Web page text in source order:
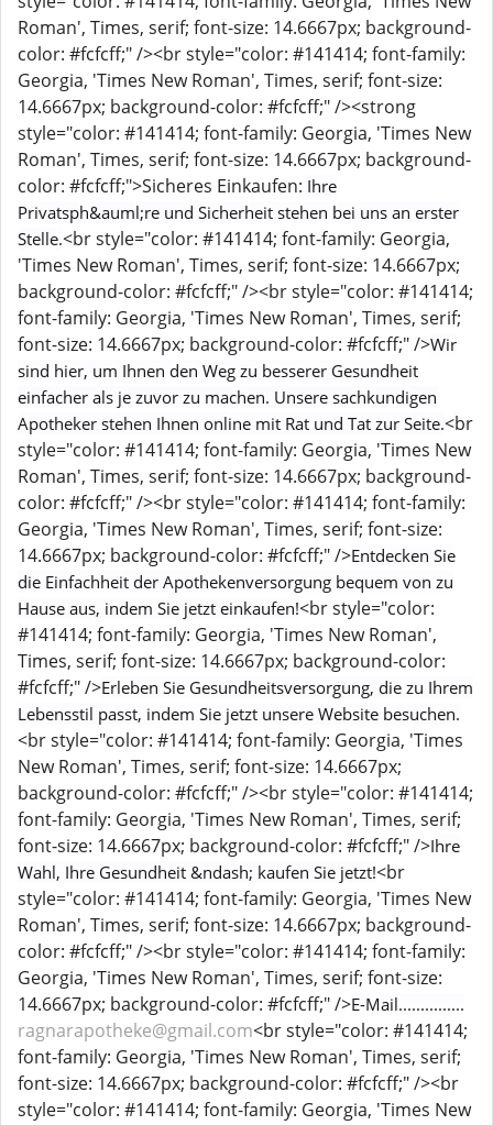
Roman', Times, serif; font-size: 14.6667px; background-
color: #fcfcff;" /><br style="color: #141414; font-family:
Georgia, 'Times New Roman', Times, serif; font-size:
14.6667px; background-color: #fcfcff;" /><strong
style="color: #141414; font-family: Georgia, 'Times New
Roman', Times, serif; font-size: 14.6667px; background-
color: #fcfcff;">Sicheres Einkaufen: Ihre
Privatsph&auml;re und Sicherheit stehen bei uns an erster
Stelle.<br style="color: #141414; font-family: Georgia,
'Times New Roman', Times, serif; font-size: 14.6667px;
background-color: #fcfcff;" /><br style="color: #141414;
font-family: Georgia, 'Times New Roman', Times, serif;
font-size: 14.6667px; background-color: #fcfcff;" />Wir
sind hier, um Ihnen den Weg zu besserer Gesundheit
einfacher als je zuvor zu machen. Unsere sachkundigen
Apotheker stehen Ihnen online mit Rat und Tat zur Seite.<br
style="color: #141414; font-family: Georgia, 'Times New
Roman', Times, serif; font-size: 14.6667px; background-
color: #fcfcff;" /><br style="color: #141414; font-family:
Georgia, 'Times New Roman', Times, serif; font-size:
14.6667px; background-color: #fcfcff;" />Entdecken Sie
die Einfachheit der Apothekenversorgung bequem von zu
Hause aus, indem Sie jetzt einkaufen!<br style="color:
#141414; font-family: Georgia, 'Times New Roman',
Times, serif; font-size: 14.6667px; background-color:
#fcfcff;" />Erleben Sie Gesundheitsversorgung, die zu Ihrem
Lebensstil passt, indem Sie jetzt unsere Website besuchen.
<br style="color: #141414; font-family: Georgia, 'Times
New Roman', Times, serif; font-size: 14.6667px;
background-color: #fcfcff;" /><br style="color: #141414;
font-family: Georgia, 'Times New Roman', Times, serif;
font-size: 14.6667px; background-color: #fcfcff;" />Ihre
Wahl, Ihre Gesundheit &ndash; kaufen Sie jetzt!<br
style="color: #141414; font-family: Georgia, 'Times New
Roman', Times, serif; font-size: 14.6667px; background-
color: #fcfcff;" /><br style="color: #141414; font-family:
Georgia, 'Times New Roman', Times, serif; font-size:
14.6667px; background-color: #fcfcff;" />E-Mail...............
ragnarapotheke@gmail.com<br style="color: #141414;
font-family: Georgia, 'Times New Roman', Times, serif;
font-size: 14.6667px; background-color: #fcfcff;" /><br
style="color: #141414; font-family: Georgia, 'Times New